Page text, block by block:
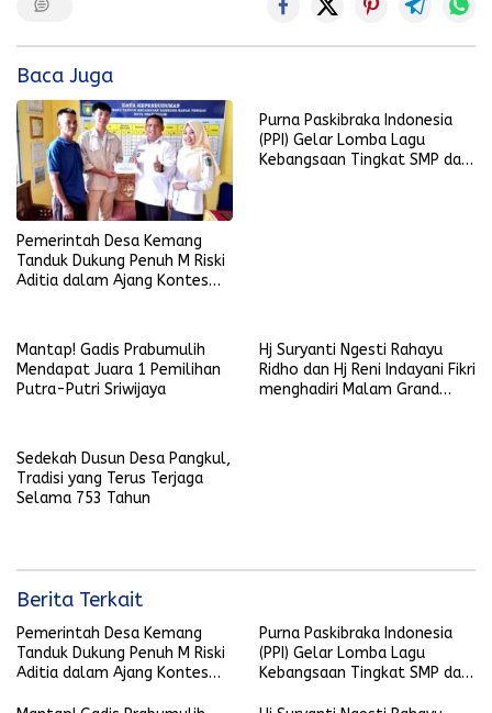
Baca Juga
Pemerintah Desa Kemang
Tanduk Dukung Penuh M Riski
Aditia dalam Ajang Kontes
Purna Paskibraka Indonesia
(PPI) Gelar Lomba Lagu
Kebangsaan Tingkat SMP dan
Mantap! Gadis Prabumulih
Mendapat Juara 1 Pemilihan
Putra-Putri Sriwijaya
Hj Suryanti Ngesti Rahayu
Ridho dan Hj Reni Indayani Fikri
menghadiri Malam Grand
Sedekah Dusun Desa Pangkul,
Tradisi yang Terus Terjaga
Selama 753 Tahun
Berita Terkait
Pemerintah Desa Kemang
Tanduk Dukung Penuh M Riski
Aditia dalam Ajang Kontes
Purna Paskibraka Indonesia
(PPI) Gelar Lomba Lagu
Kebangsaan Tingkat SMP dan